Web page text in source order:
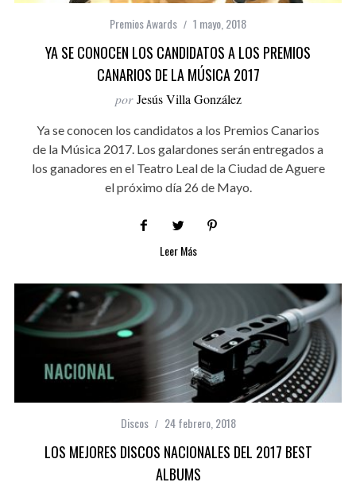
Premios Awards 1 mayo, 2018
YA SE CONOCEN LOS CANDIDATOS A LOS PREMIOS
CANARIOS DE LA MÚSICA 2017
por Jesús Villa González
Ya se conocen los candidatos a los Premios Canarios
de la Música 2017. Los galardones serán entregados a
los ganadores en el Teatro Leal de la Ciudad de Aguere
el próximo día 26 de Mayo.
Leer Más
Discos 24 febrero, 2018
LOS MEJORES DISCOS NACIONALES DEL 2017 BEST
ALBUMS